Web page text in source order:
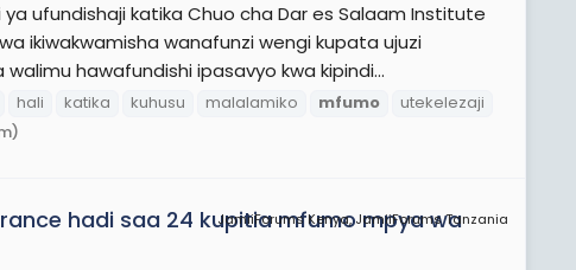
ufundishaji katika Chuo cha Dar es Salaam Institute
ikiwakwamisha wanafunzi wengi kupata ujuzi
hawafundishi ipasavyo kwa kipindi...
hali katika kuhusu malalamiko mfumo
utekelezaji
JamiiForums Kenya, JamiiForums Tanzania
hadi saa 24 kupitia mfumo mpya wa